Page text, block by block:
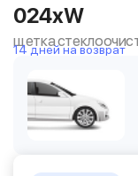
024xW
щетка
14 дней на возврат